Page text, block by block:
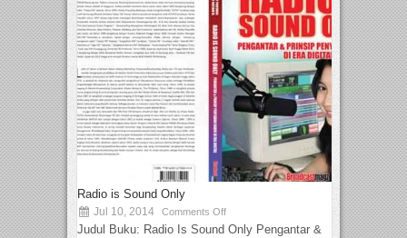
Radio is Sound Only
Jul 10, 2014 Comments Off
Judul Buku: Radio Is Sound Only Pengantar &